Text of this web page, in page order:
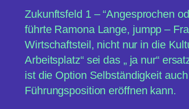
Zukunftsfeld 1 – “Angesprochen
führte Ramona Lange, jumpp –
Wirtschaftsteil, nicht nur in die
Arbeitsplatz“ sei das „ ja nur“
ist die Option Selbständigkeit
Führungsposition eröffnen kann.